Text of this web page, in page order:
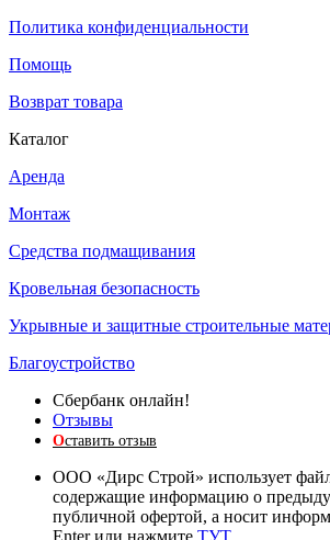
Политика конфиденциальности
Помощь
Возврат товара
Каталог
Аренда
Монтаж
Средства подмащивания
Кровельная безопасность
Укрывные и защитные строительные
Благоустройство
Сбербанк онлайн!
Отзывы
Оставить отзыв
ООО «Дирс Строй» использует
содержащие информацию о
публичной офертой, а носит
Enter или нажмите ТУТ.